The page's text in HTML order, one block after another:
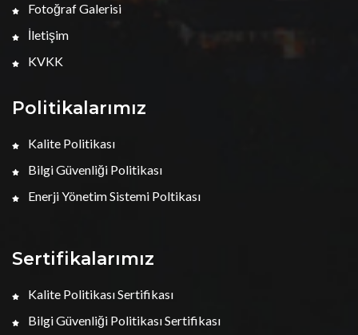
Fotoğraf Galerisi
İletişim
KVKK
Politikalarımız
Kalite Politikası
Bilgi Güvenliği Politikası
Enerji Yönetim Sistemi Poltikası
Sertifikalarımız
Kalite Politikası Sertifikası
Bilgi Güvenliği Politikası Sertifikası